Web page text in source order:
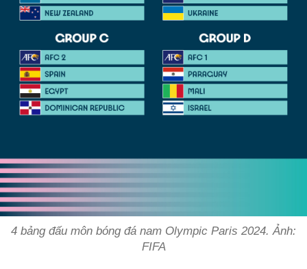
4 bảng đấu môn bóng đá nam Olympic Paris 2024. Ảnh:
FIFA